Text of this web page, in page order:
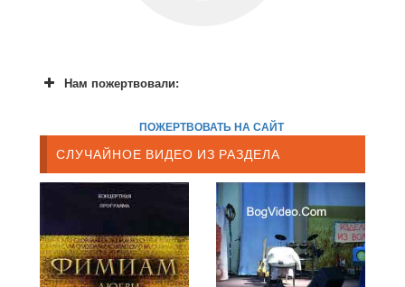
Нам пожертвовали:
ПОЖЕРТВОВАТЬ НА САЙТ
СЛУЧАЙНОЕ ВИДЕО ИЗ РАЗДЕЛА